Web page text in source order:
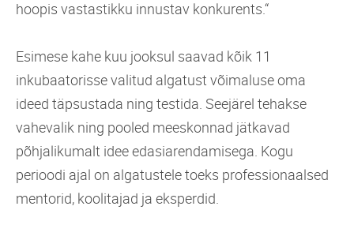
hoopis vastastikku innustav konkurents.“
Esimese kahe kuu jooksul saavad kõik 11
inkubaatorisse valitud algatust võimaluse oma
ideed täpsustada ning testida. Seejärel tehakse
vahevalik ning pooled meeskonnad jätkavad
põhjalikumalt idee edasiarendamisega. Kogu
perioodi ajal on algatustele toeks professionaalsed
mentorid, koolitajad ja eksperdid.